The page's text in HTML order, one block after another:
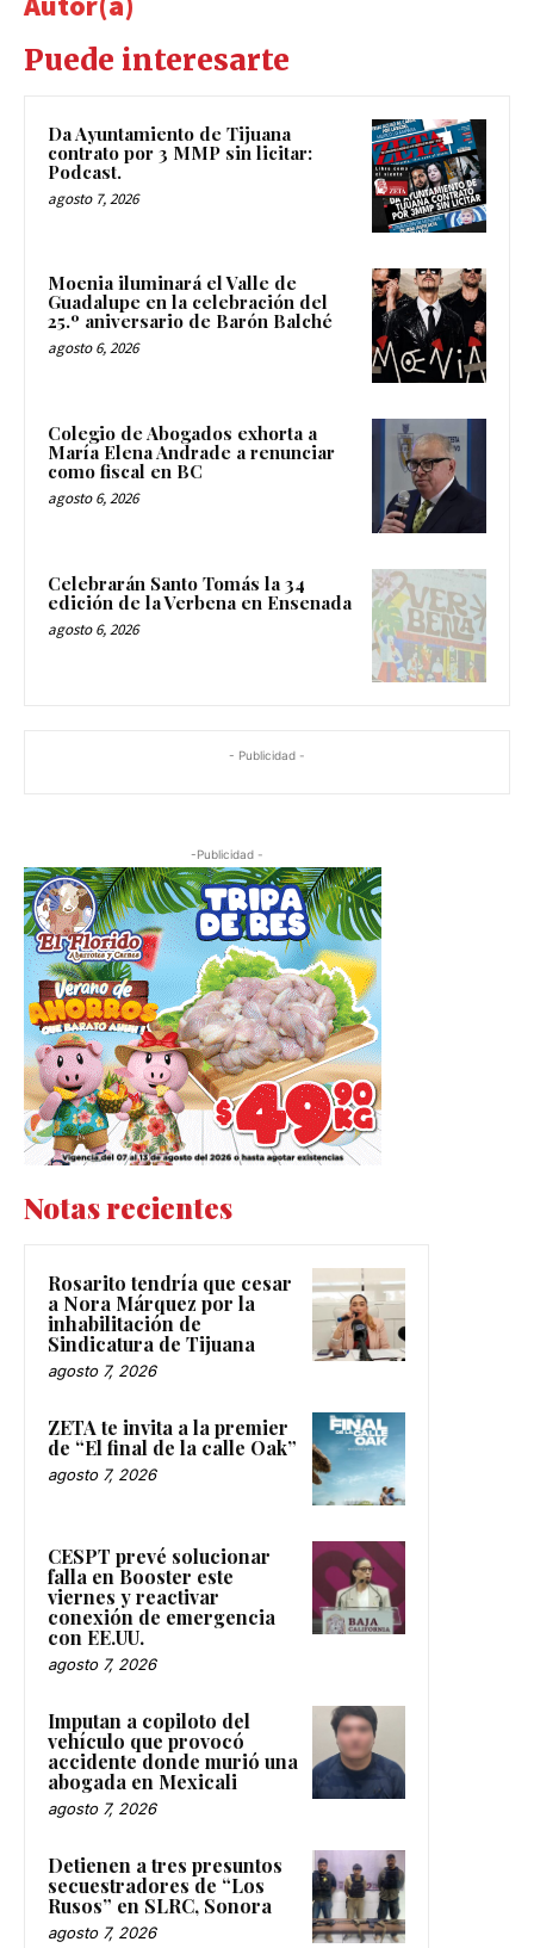
Puede interesarte
Da Ayuntamiento de Tijuana
contrato por 3 MMP sin licitar:
Podcast.
agosto 7, 2026
Moenia iluminará el Valle de
Guadalupe en la celebración del
25.º aniversario de Barón Balché
agosto 6, 2026
Colegio de Abogados exhorta a
María Elena Andrade a renunciar
como fiscal en BC
agosto 6, 2026
Celebrarán Santo Tomás la 34
edición de la Verbena en Ensenada
agosto 6, 2026
- Publicidad -
-Publicidad -
Notas recientes
Rosarito tendría que cesar
a Nora Márquez por la
inhabilitación de
Sindicatura de Tijuana
agosto 7, 2026
ZETA te invita a la premier
de “El final de la calle Oak”
agosto 7, 2026
CESPT prevé solucionar
falla en Booster este
viernes y reactivar
conexión de emergencia
con EE.UU.
agosto 7, 2026
Imputan a copiloto del
vehículo que provocó
accidente donde murió una
abogada en Mexicali
agosto 7, 2026
Detienen a tres presuntos
secuestradores de “Los
Rusos” en SLRC, Sonora
agosto 7, 2026